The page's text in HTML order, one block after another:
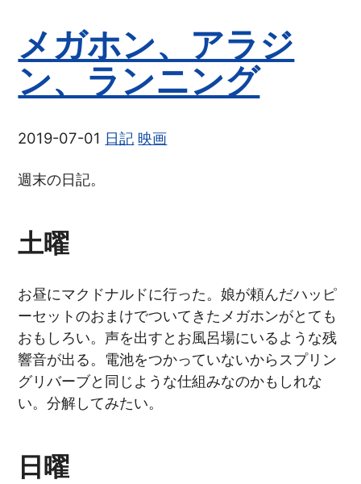
メガホン、アラジ
ン、ランニング
2019-07-01 日記 映画
週末の日記。
土曜
お昼にマクドナルドに行った。娘が頼んだハッピ
ーセットのおまけでついてきたメガホンがとても
おもしろい。声を出すとお風呂場にいるような残
響音が出る。電池をつかっていないからスプリン
グリバーブと同じような仕組みなのかもしれな
い。分解してみたい。
日曜